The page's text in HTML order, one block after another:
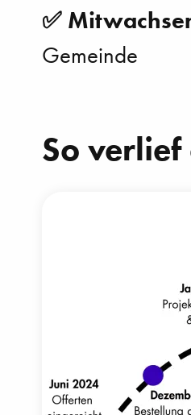
✅
Gemeinde
So verlief